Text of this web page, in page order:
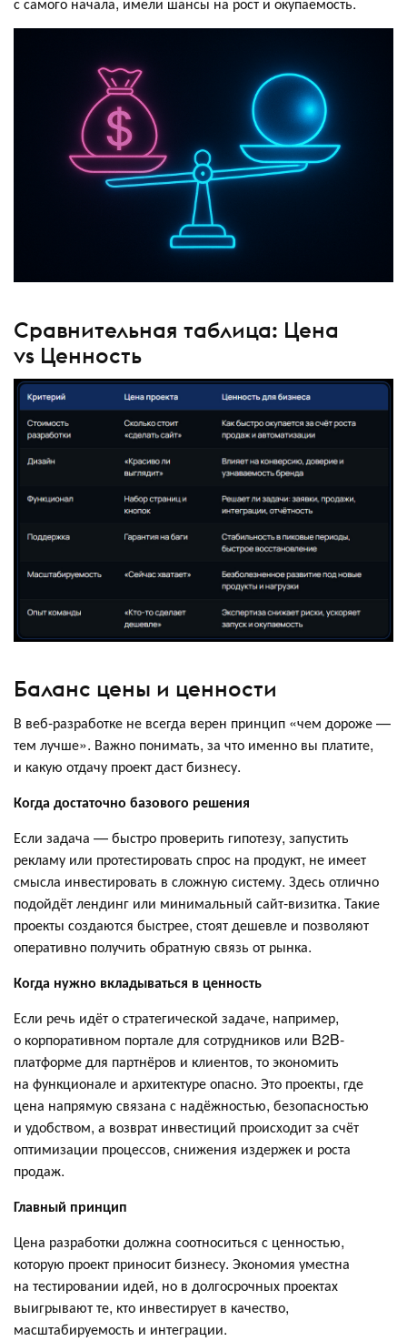
Сравнительная таблица: Цена
vs Ценность
Баланс цены и ценности
В веб-разработке не всегда верен принцип «чем дороже —
тем лучше». Важно понимать, за что именно вы платите,
и какую отдачу проект даст бизнесу.
Когда достаточно базового решения
Если задача — быстро проверить гипотезу, запустить
рекламу или протестировать спрос на продукт, не имеет
смысла инвестировать в сложную систему. Здесь отлично
подойдёт лендинг или минимальный сайт-визитка. Такие
проекты создаются быстрее, стоят дешевле и позволяют
оперативно получить обратную связь от рынка.
Когда нужно вкладываться в ценность
Если речь идёт о стратегической задаче, например,
о корпоративном портале для сотрудников или B2B-
платформе для партнёров и клиентов, то экономить
на функционале и архитектуре опасно. Это проекты, где
цена напрямую связана с надёжностью, безопасностью
и удобством, а возврат инвестиций происходит за счёт
оптимизации процессов, снижения издержек и роста
продаж.
Главный принцип
Цена разработки должна соотноситься с ценностью,
которую проект приносит бизнесу. Экономия уместна
на тестировании идей, но в долгосрочных проектах
выигрывают те, кто инвестирует в качество,
масштабируемость и интеграции.